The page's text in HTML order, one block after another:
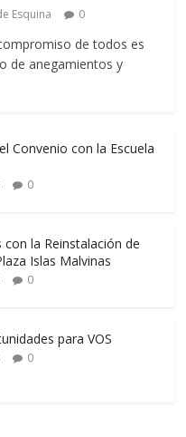
Esquina 0
de todos es
de anegamientos y
Convenio con la Escuela
0
la Reinstalación de
Islas Malvinas
0
para VOS
0